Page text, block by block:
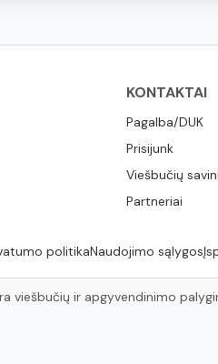
KONTAKTAI
Pagalba/DUK
Prisijunk
Viešbučių
Partneriai
politikaNaudojimo sąlygos
viešbučių ir apgyvendinimo